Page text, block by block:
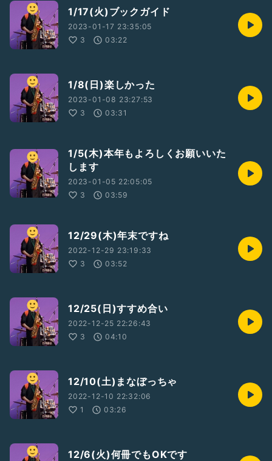
1/17(火)ブックガイド
2023-01-17 23:35:05
3
03:22
1/8(日)楽しかった
2023-01-08 23:27:53
3
03:31
1/5(木)本年もよろしくお願いいた
します
2023-01-05 22:05:05
3
03:59
12/29(木)年末ですね
2022-12-29 23:19:33
3
03:52
12/25(日)すすめ合い
2022-12-25 22:26:43
3
04:10
12/10(土)まなぼっちゃ
2022-12-10 22:32:06
1
03:26
12/6(火)何冊でもOKです